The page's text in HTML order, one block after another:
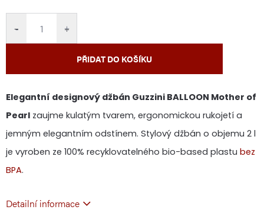
+
−
PŘIDAT DO KOŠÍKU
Elegantní designový džbán Guzzini BALLOON Mother of
Pearl zaujme kulatým tvarem, ergonomickou rukojetí a
jemným elegantním odstínem. Stylový džbán o objemu 2 l
je vyroben ze 100% recyklovatelného bio-based plastu bez
BPA.
Detailní informace